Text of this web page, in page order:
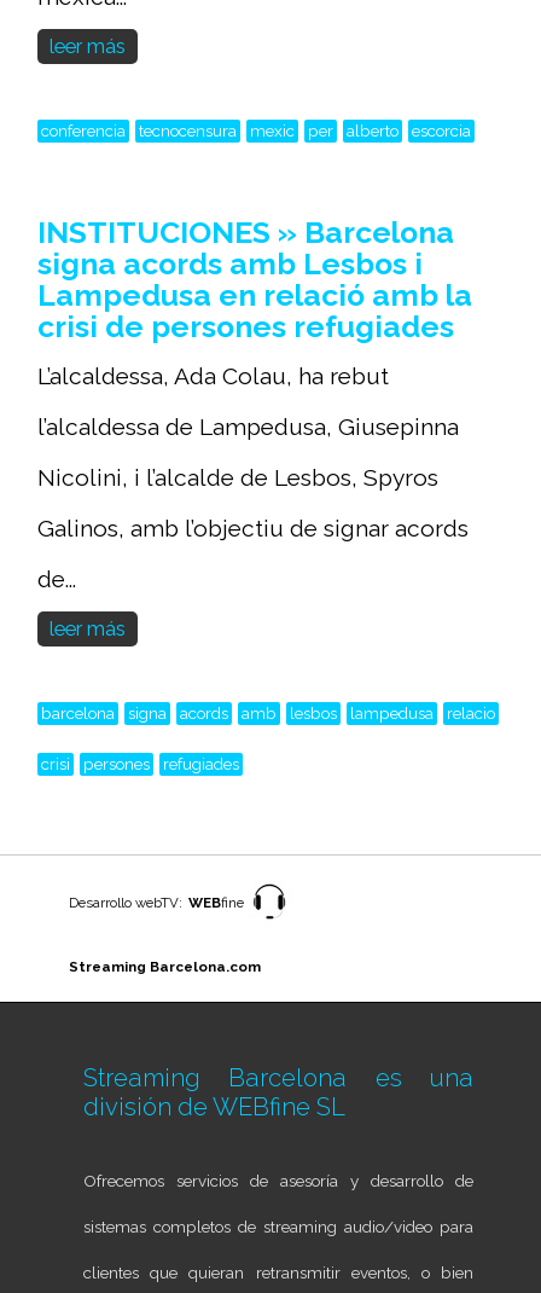
leer más
conferencia tecnocensura mexic per alberto escorcia
INSTITUCIONES » Barcelona
signa acords amb Lesbos i
Lampedusa en relació amb la
crisi de persones refugiades
L’alcaldessa, Ada Colau, ha rebut
l’alcaldessa de Lampedusa, Giusepinna
Nicolini, i l’alcalde de Lesbos, Spyros
Galinos, amb l’objectiu de signar acords
de...
leer más
barcelona signa acords amb lesbos lampedusa relacio
crisi persones refugiades
Desarrollo webTV: WEBfine
Streaming Barcelona.com
Streaming Barcelona es una
división de WEBfine SL
Ofrecemos servicios de asesoría y desarrollo de
sistemas completos de streaming audio/video para
clientes que quieran retransmitir eventos, o bien